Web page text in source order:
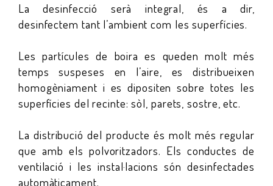
La desinfecció serà integral, és a dir,
desinfectem tant l’ambient com les superfícies.
Les partícules de boira es queden molt més
temps suspeses en l’aire, es distribueixen
homogèniament i es dipositen sobre totes les
superfícies del recinte: sòl, parets, sostre, etc.
La distribució del producte és molt més regular
que amb els polvoritzadors. Els conductes de
ventilació i les instal·lacions són desinfectades
automàticament.